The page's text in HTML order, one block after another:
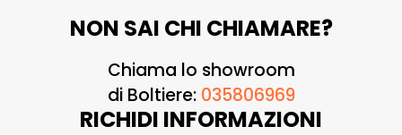
NON SAI CHI CHIAMARE?
Chiama lo showroom
di Boltiere: 035806969
RICHIDI INFORMAZIONI